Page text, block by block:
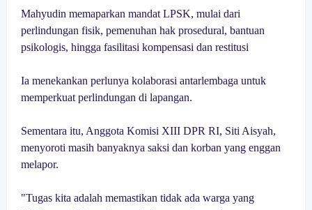
Mahyudin memaparkan mandat LPSK, mulai dari
perlindungan fisik, pemenuhan hak prosedural, bantuan
psikologis, hingga fasilitasi kompensasi dan restitusi
Ia menekankan perlunya kolaborasi antarlembaga untuk
memperkuat perlindungan di lapangan.
Sementara itu, Anggota Komisi XIII DPR RI, Siti Aisyah,
menyoroti masih banyaknya saksi dan korban yang enggan
melapor.
"Tugas kita adalah memastikan tidak ada warga yang